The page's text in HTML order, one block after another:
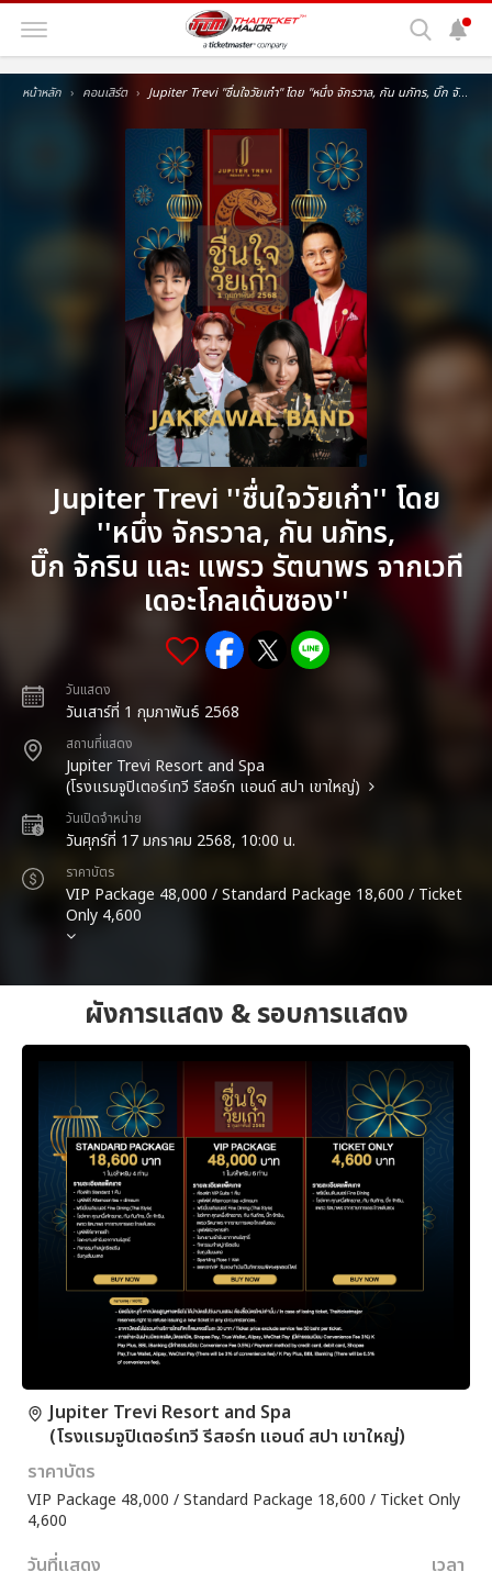
หน้าหลัก คอนเสิร์ต Jupiter Trevi ''ชื่นใจวัยเก๋า'' โดย ''หนึ่ง จักรวาล, กัน นภัทร, บิ๊ก จักริน และ แพรว รัตนาพร จากเวที เดอะโกลเด้นซอง''
Jupiter Trevi ''ชื่นใจวัยเก๋า'' โดย
''หนึ่ง จักรวาล, กัน นภัทร,
บิ๊ก จักริน และ แพรว รัตนาพร จากเวที
เดอะโกลเด้นซอง''
วันแสดง
วันเสาร์ที่ 1 กุมภาพันธ์ 2568
สถานที่แสดง
Jupiter Trevi Resort and Spa
(โรงแรมจูปิเตอร์เทวี รีสอร์ท แอนด์ สปา เขาใหญ่)
วันเปิดจำหน่าย
วันศุกร์ที่ 17 มกราคม 2568, 10:00 น.
ราคาบัตร
VIP Package 48,000 / Standard Package 18,600 / Ticket
Only 4,600
ผังการแสดง & รอบการแสดง
Jupiter Trevi Resort and Spa
(โรงแรมจูปิเตอร์เทวี รีสอร์ท แอนด์ สปา เขาใหญ่)
ราคาบัตร
VIP Package 48,000 / Standard Package 18,600 / Ticket Only
4,600
วันที่แสดง เวลา